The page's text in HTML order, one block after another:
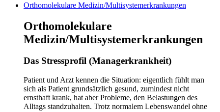
Orthomolekulare Medizin/Multisystemerkrankungen
Orthomolekulare
Medizin/Multisystemerkrankungen
Das Stressprofil (Managerkrankheit)
Patient und Arzt kennen die Situation: eigentlich fühlt man
sich als Patient grundsätzlich gesund, zumindest nicht
ernsthaft krank, hat aber Probleme, den Belastungen des
Alltags standzuhalten. Trotz normalem Lebenswandel ohne